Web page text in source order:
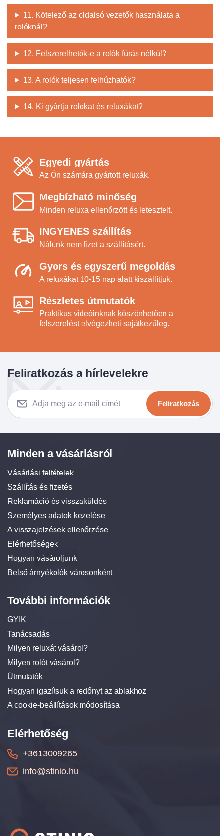
11. Kötelező az oldalsó vezetők használata a
rolóknál?
12. Felszerelhetők-e a rolók fúrás nélkül?
13. A rolók teljesen felhúzhatók?
14. Ki gyártja rolókat és reluxákat?
Egyedi gyártás
Az Ön számára gyártott reluxák.
Megbízható minőség
Minden reluxa ellenőrzött és letesztelt.
INGYENES szállítás
Nálunk nem fizet a szállításért.
Gyors és egyszerű megoldás
A reluxákat 10-15 nap alatt kiszállítjuk.
Részletes útmutatók
Praktikus videóinknak köszönhetően a
felszerelést elvégezheti sajátkezűleg.
Feliratkozás a hírlevelekre
Feliratkozás
Minden a vásárlásról
Vásárlási feltételek
Szállítás és fizetés
Reklamáció és visszaküldés
Személyes adatok kezelése
A visszajelzések ellenőrzése
Elérhetőségek
Hogyan vásároljunk
Belső árnyékolók városonként
További információk
GYIK
Tanácsadás
Milyen reluxát vásárol?
Milyen rolót vásárol?
Útmutatók
Hogyan igazítsuk a redőnyt az ablakhoz
A cookie-beállítások módosítása
Elérhetőség
+3613009265
info@stinio.hu